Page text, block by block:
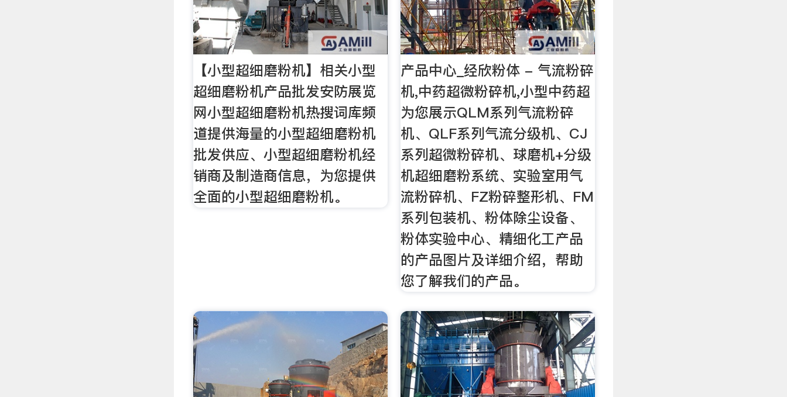
【小型超细磨粉机】相关小型
超细磨粉机产品批发安防展览
网小型超细磨粉机热搜词库频
道提供海量的小型超细磨粉机
批发供应、小型超细磨粉机经
销商及制造商信息，为您提供
全面的小型超细磨粉机。
产品中心_经欣粉体 - 气流粉碎
机,中药超微粉碎机,小型中药超
为您展示QLM系列气流粉碎
机、QLF系列气流分级机、CJ
系列超微粉碎机、球磨机+分级
机超细磨粉系统、实验室用气
流粉碎机、FZ粉碎整形机、FM
系列包装机、粉体除尘设备、
粉体实验中心、精细化工产品
的产品图片及详细介绍，帮助
您了解我们的产品。